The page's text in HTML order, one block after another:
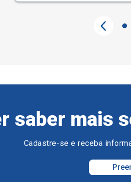
saber mais
Cadastre-se e receba